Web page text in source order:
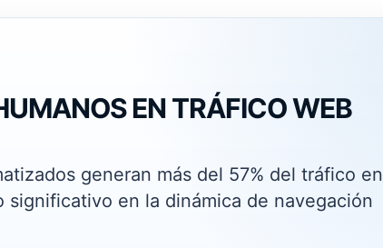
EN TRÁFICO WEB
generan más del 57% del tráfico en
en la dinámica de navegación